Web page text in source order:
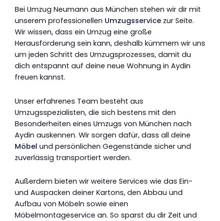
Bei Umzug Neumann aus München stehen wir dir mit
unserem professionellen Umzugsservice zur Seite.
Wir wissen, dass ein Umzug eine große
Herausforderung sein kann, deshalb kümmern wir uns
um jeden Schritt des Umzugsprozesses, damit du
dich entspannt auf deine neue Wohnung in Aydin
freuen kannst.
Unser erfahrenes Team besteht aus
Umzugsspezialisten, die sich bestens mit den
Besonderheiten eines Umzugs von München nach
Aydin auskennen. Wir sorgen dafür, dass all deine
Möbel und persönlichen Gegenstände sicher und
zuverlässig transportiert werden.
Außerdem bieten wir weitere Services wie das Ein-
und Auspacken deiner Kartons, den Abbau und
Aufbau von Möbeln sowie einen
Möbelmontageservice an. So sparst du dir Zeit und